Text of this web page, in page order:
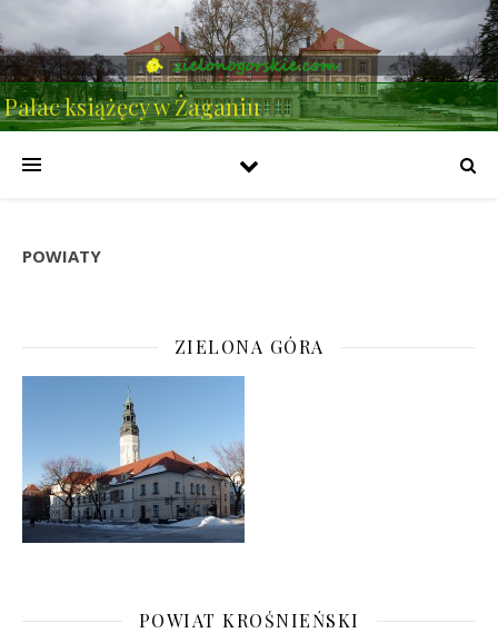
Pałac książęcy w Żaganiu
POWIATY
ZIELONA GÓRA
POWIAT KROŚNIEŃSKI